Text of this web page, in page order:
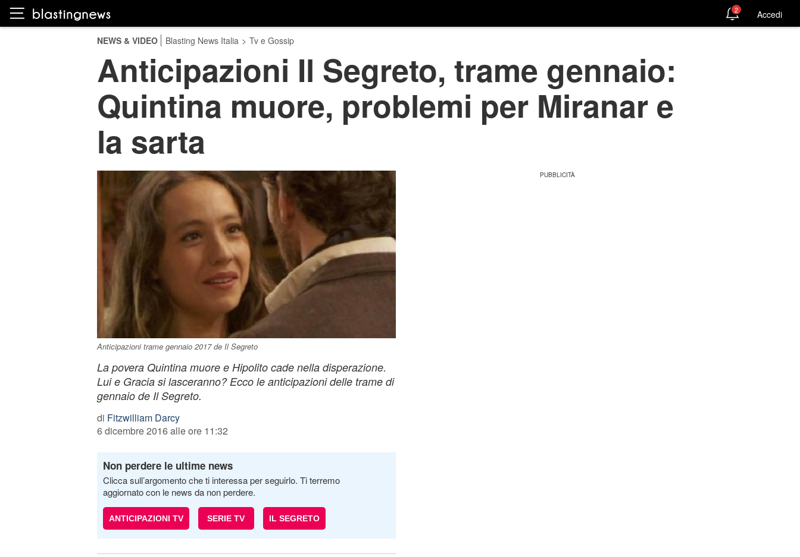
2 Accedi
NEWS & VIDEO Blasting News Italia > Tv e Gossip
Anticipazioni Il Segreto, trame gennaio:
Quintina muore, problemi per Miranar e
la sarta
Anticipazioni trame gennaio 2017 de Il Segreto
La povera Quintina muore e Hipolito cade nella disperazione.
Lui e Gracia si lasceranno? Ecco le anticipazioni delle trame di
gennaio de Il Segreto.
di Fitzwilliam Darcy
6 dicembre 2016 alle ore 11:32
Non perdere le ultime news
Clicca sull’argomento che ti interessa per seguirlo. Ti terremo
aggiornato con le news da non perdere.
ANTICIPAZIONI TV SERIE TV IL SEGRETO